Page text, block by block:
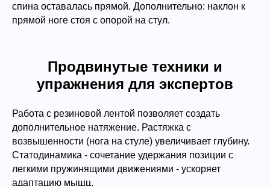
спина оставалась прямой. Дополнительно: наклон к
прямой ноге стоя с опорой на стул.
Продвинутые техники и
упражнения для экспертов
Работа с резиновой лентой позволяет создать
дополнительное натяжение. Растяжка с
возвышенности (нога на стуле) увеличивает глубину.
Статодинамика - сочетание удержания позиции с
легкими пружинящими движениями - ускоряет
адаптацию мышц.